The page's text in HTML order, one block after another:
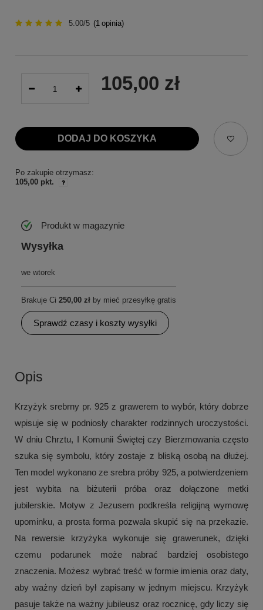
5.00/5 (1 opinia)
105,00 zł
DODAJ DO KOSZYKA
Po zakupie otrzymasz:
105,00 pkt.
Produkt w magazynie
Wysyłka
we wtorek
Brakuje Ci 250,00 zł by mieć przesyłkę gratis
Sprawdź czasy i koszty wysyłki
Opis
Krzyżyk srebrny pr. 925 z grawerem to wybór, który dobrze
wpisuje się w podniosły charakter rodzinnych uroczystości.
W dniu Chrztu, I Komunii Świętej czy Bierzmowania często
szuka się symbolu, który zostaje z bliską osobą na dłużej.
Ten model wykonano ze srebra próby 925, a potwierdzeniem
jest wybita na biżuterii próba oraz dołączone metki
jubilerskie. Motyw z Jezusem podkreśla religijną wymowę
upominku, a prosta forma pozwala skupić się na przekazie.
Na rewersie krzyżyka wykonuje się grawerunek, dzięki
czemu podarunek może nabrać bardziej osobistego
znaczenia. Możesz wybrać treść w formie imienia oraz daty,
aby ważny dzień był zapisany w jednym miejscu. Krzyżyk
pasuje także na ważny jubileusz oraz rocznicę, gdy liczy się